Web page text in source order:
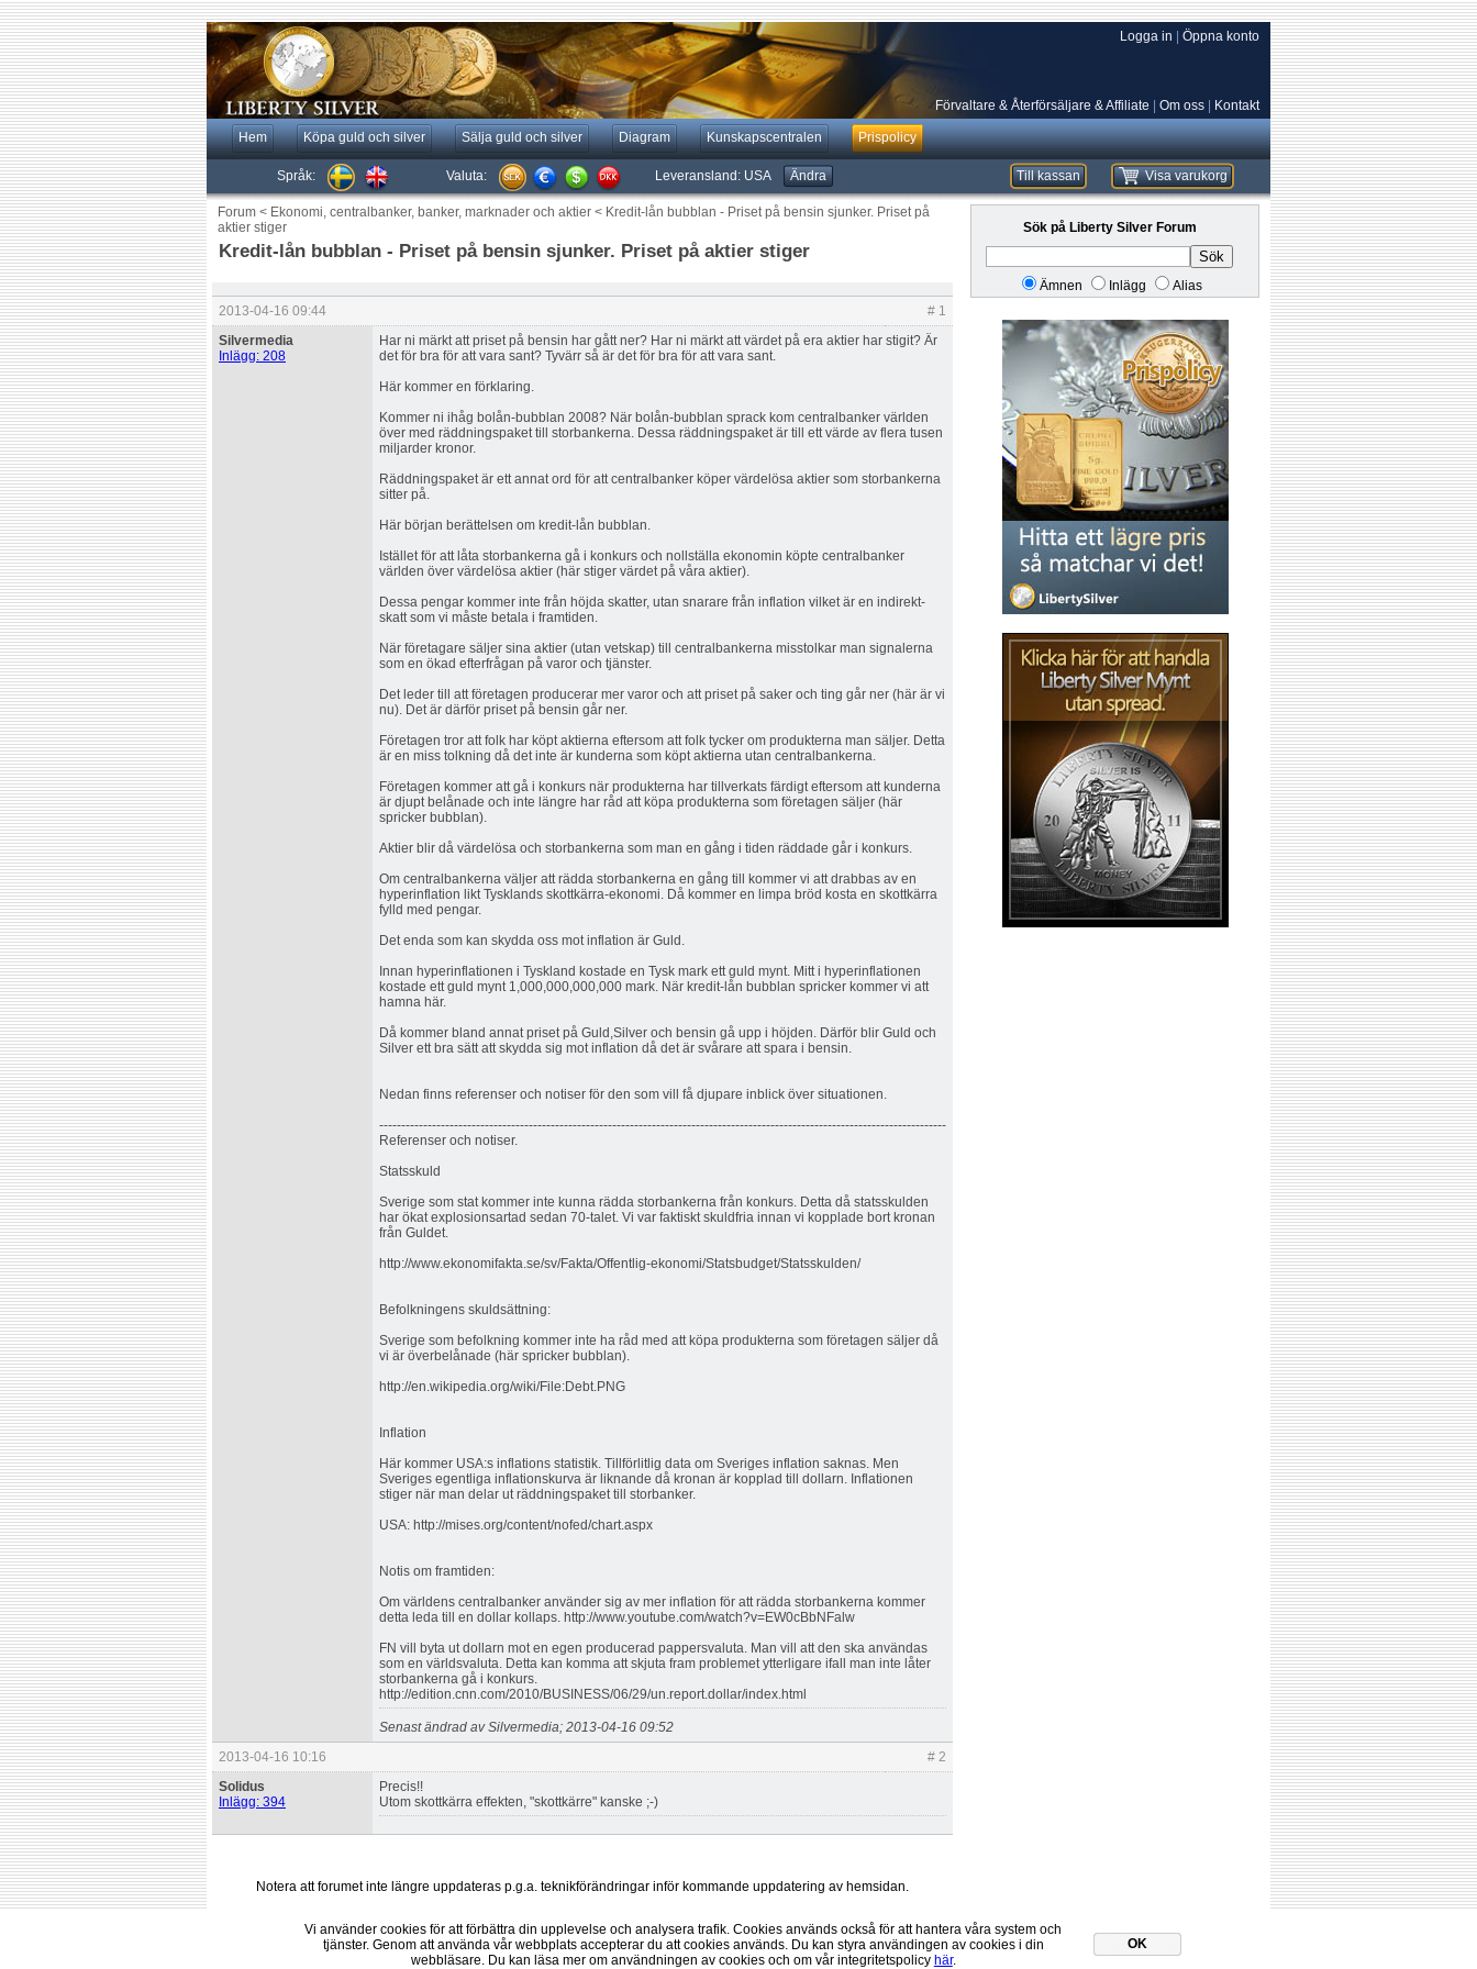
Logga in Öppna konto
Förvaltare & Återförsäljare & Affiliate Om oss Kontakt
Hem Köpa guld och silver Sälja guld och silver Diagram Kunskapscentralen Prispolicy
Språk: Valuta: Leveransland: USA Ändra Visa varukorg
Till kassan
Forum < Ekonomi, centralbanker, banker, marknader och aktier < Kredit-lån bubblan - Priset på bensin sjunker. Priset på
aktier stiger
Kredit-lån bubblan - Priset på bensin sjunker. Priset på aktier stiger
2013-04-16 09:44
# 1
Silvermedia
Inlägg: 208
Har ni märkt att priset på bensin har gått ner? Har ni märkt att värdet på era aktier har stigit? Är
det för bra för att vara sant? Tyvärr så är det för bra för att vara sant.
Här kommer en förklaring.
Kommer ni ihåg bolån-bubblan 2008? När bolån-bubblan sprack kom centralbanker världen
över med räddningspaket till storbankerna. Dessa räddningspaket är till ett värde av flera tusen
miljarder kronor.
Räddningspaket är ett annat ord för att centralbanker köper värdelösa aktier som storbankerna
sitter på.
Här början berättelsen om kredit-lån bubblan.
Istället för att låta storbankerna gå i konkurs och nollställa ekonomin köpte centralbanker
världen över värdelösa aktier (här stiger värdet på våra aktier).
Dessa pengar kommer inte från höjda skatter, utan snarare från inflation vilket är en indirekt-
skatt som vi måste betala i framtiden.
När företagare säljer sina aktier (utan vetskap) till centralbankerna misstolkar man signalerna
som en ökad efterfrågan på varor och tjänster.
Det leder till att företagen producerar mer varor och att priset på saker och ting går ner (här är vi
nu). Det är därför priset på bensin går ner.
Företagen tror att folk har köpt aktierna eftersom att folk tycker om produkterna man säljer. Detta
är en miss tolkning då det inte är kunderna som köpt aktierna utan centralbankerna.
Företagen kommer att gå i konkurs när produkterna har tillverkats färdigt eftersom att kunderna
är djupt belånade och inte längre har råd att köpa produkterna som företagen säljer (här
spricker bubblan).
Aktier blir då värdelösa och storbankerna som man en gång i tiden räddade går i konkurs.
Om centralbankerna väljer att rädda storbankerna en gång till kommer vi att drabbas av en
hyperinflation likt Tysklands skottkärra-ekonomi. Då kommer en limpa bröd kosta en skottkärra
fylld med pengar.
Det enda som kan skydda oss mot inflation är Guld.
Innan hyperinflationen i Tyskland kostade en Tysk mark ett guld mynt. Mitt i hyperinflationen
kostade ett guld mynt 1,000,000,000,000 mark. När kredit-lån bubblan spricker kommer vi att
hamna här.
Då kommer bland annat priset på Guld,Silver och bensin gå upp i höjden. Därför blir Guld och
Silver ett bra sätt att skydda sig mot inflation då det är svårare att spara i bensin.
Nedan finns referenser och notiser för den som vill få djupare inblick över situationen.
---------------------------------------------------------------------------------------------------------------------------------
Referenser och notiser.
Statsskuld
Sverige som stat kommer inte kunna rädda storbankerna från konkurs. Detta då statsskulden
har ökat explosionsartad sedan 70-talet. Vi var faktiskt skuldfria innan vi kopplade bort kronan
från Guldet.
http://www.ekonomifakta.se/sv/Fakta/Offentlig-ekonomi/Statsbudget/Statsskulden/
Befolkningens skuldsättning:
Sverige som befolkning kommer inte ha råd med att köpa produkterna som företagen säljer då
vi är överbelånade (här spricker bubblan).
http://en.wikipedia.org/wiki/File:Debt.PNG
Inflation
Här kommer USA:s inflations statistik. Tillförlitlig data om Sveriges inflation saknas. Men
Sveriges egentliga inflationskurva är liknande då kronan är kopplad till dollarn. Inflationen
stiger när man delar ut räddningspaket till storbanker.
USA: http://mises.org/content/nofed/chart.aspx
Notis om framtiden:
Om världens centralbanker använder sig av mer inflation för att rädda storbankerna kommer
detta leda till en dollar kollaps. http://www.youtube.com/watch?v=EW0cBbNFalw
FN vill byta ut dollarn mot en egen producerad pappersvaluta. Man vill att den ska användas
som en världsvaluta. Detta kan komma att skjuta fram problemet ytterligare ifall man inte låter
storbankerna gå i konkurs.
http://edition.cnn.com/2010/BUSINESS/06/29/un.report.dollar/index.html
Senast ändrad av Silvermedia; 2013-04-16 09:52
2013-04-16 10:16
# 2
Solidus
Inlägg: 394
Precis!!
Utom skottkärra effekten, "skottkärre" kanske ;-)
Notera att forumet inte längre uppdateras p.g.a. teknikförändringar inför kommande uppdatering av hemsidan.
Sök på Liberty Silver Forum
Sök
Ämnen Inlägg Alias
Copyright 2008-2026 Liberty Silver AB - Guld och silver på nätet - All rights reserved
Cookies- och IntegritetspolicyPowered byBullion International Limited.
Vi använder cookies för att förbättra din upplevelse och analysera trafik. Cookies används också för att hantera våra system och
tjänster. Genom att använda vår webbplats accepterar du att cookies används. Du kan styra användingen av cookies i din
webbläsare. Du kan läsa mer om användningen av cookies och om vår integritetspolicy här.
OK